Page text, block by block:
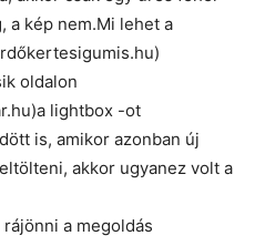
a kép nem.Mi lehet a
oldalon
lightbox -ot
is, amikor azonban új
akkor ugyanez volt a
a megoldás